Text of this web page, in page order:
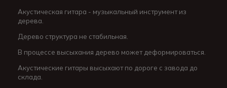
Акустическая гитара - музыкальный инструмент из
дерева.
Дерево структура не стабильная.
В процессе высыхания дерево может деформироваться.
Акустические гитары высыхают по дороге с завода до
склада.